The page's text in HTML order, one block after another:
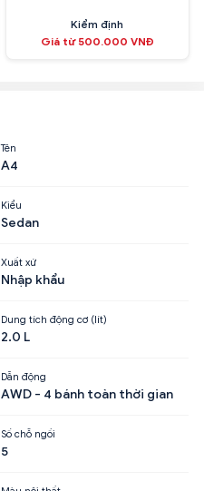
Kiểm định
Giá từ 500.000 VNĐ
Tên
A4
Kiểu
Sedan
Xuất xứ
Nhập khẩu
Dung tích động cơ (lít)
2.0 L
Dẫn động
AWD - 4 bánh toàn thời gian
Số chỗ ngồi
5